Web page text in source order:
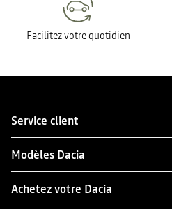
Facilitez votre quotidien
Service client
Modèles Dacia
Achetez votre Dacia